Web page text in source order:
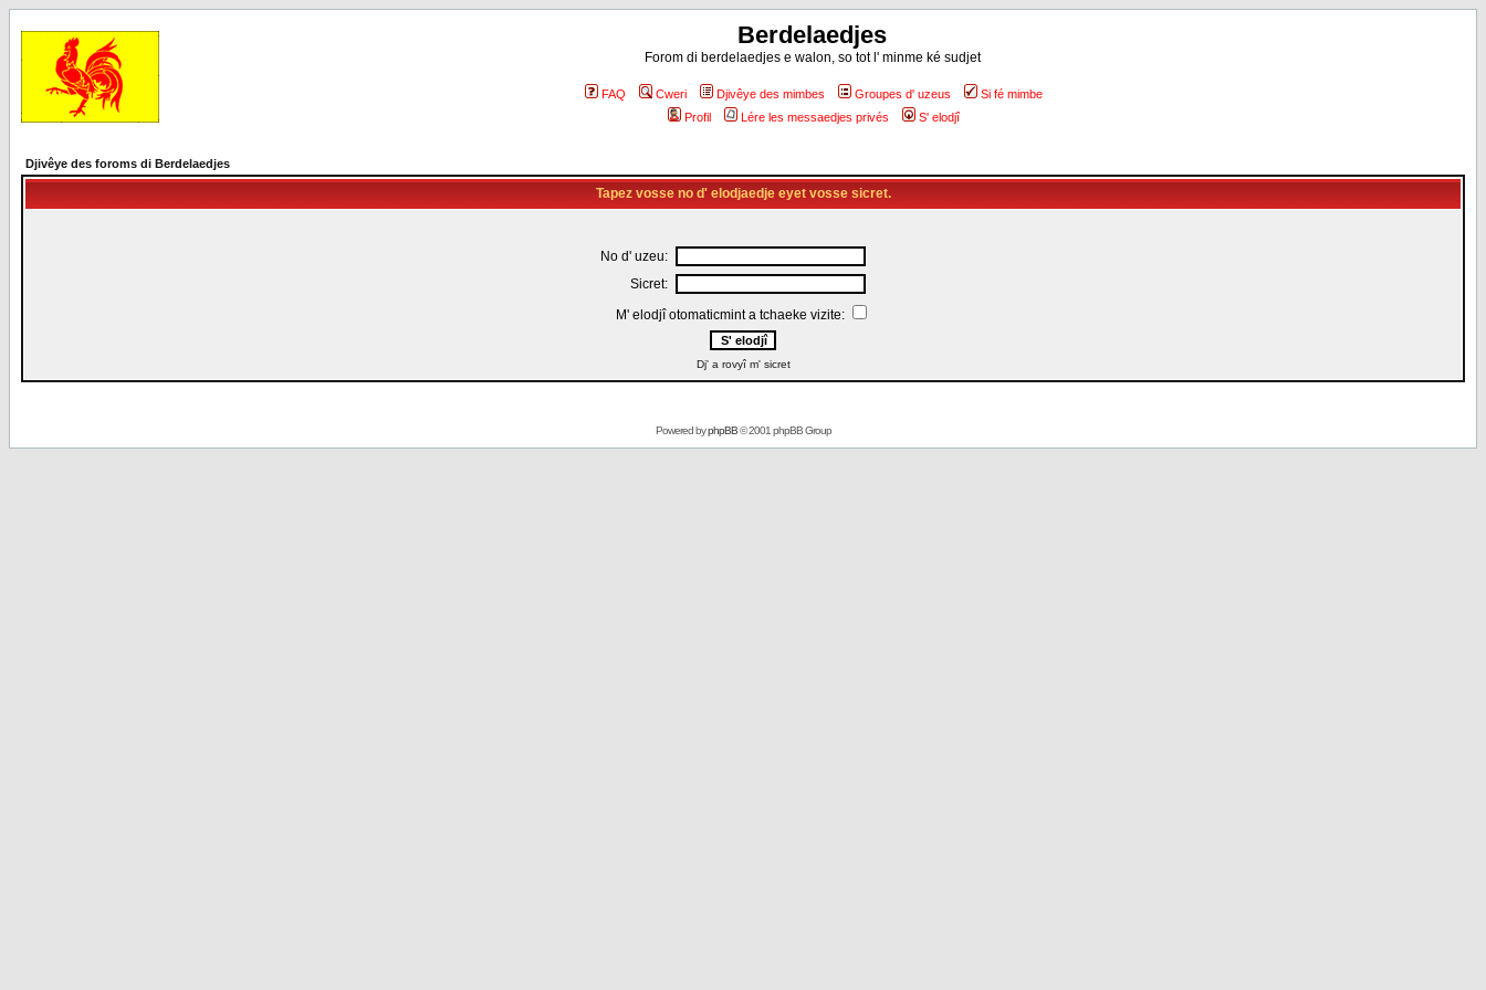
Berdelaedjes
Forom di berdelaedjes e walon, so tot l' minme ké sudjet
FAQ Cweri Djivêye des mimbes Groupes d' uzeus
Si fé mimbe
Profil
Lére les messaedjes privés S' elodjî
Djivêye des foroms di Berdelaedjes
Tapez vosse no d' elodjaedje eyet vosse sicret.
No d' uzeu:
Sicret:
M' elodjî otomaticmint a tchaeke vizite:
Dj' a rovyî m' sicret
Powered byphpBB© 2001 phpBB Group